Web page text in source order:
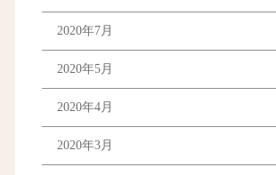
2020年7月
2020年5月
2020年4月
2020年3月